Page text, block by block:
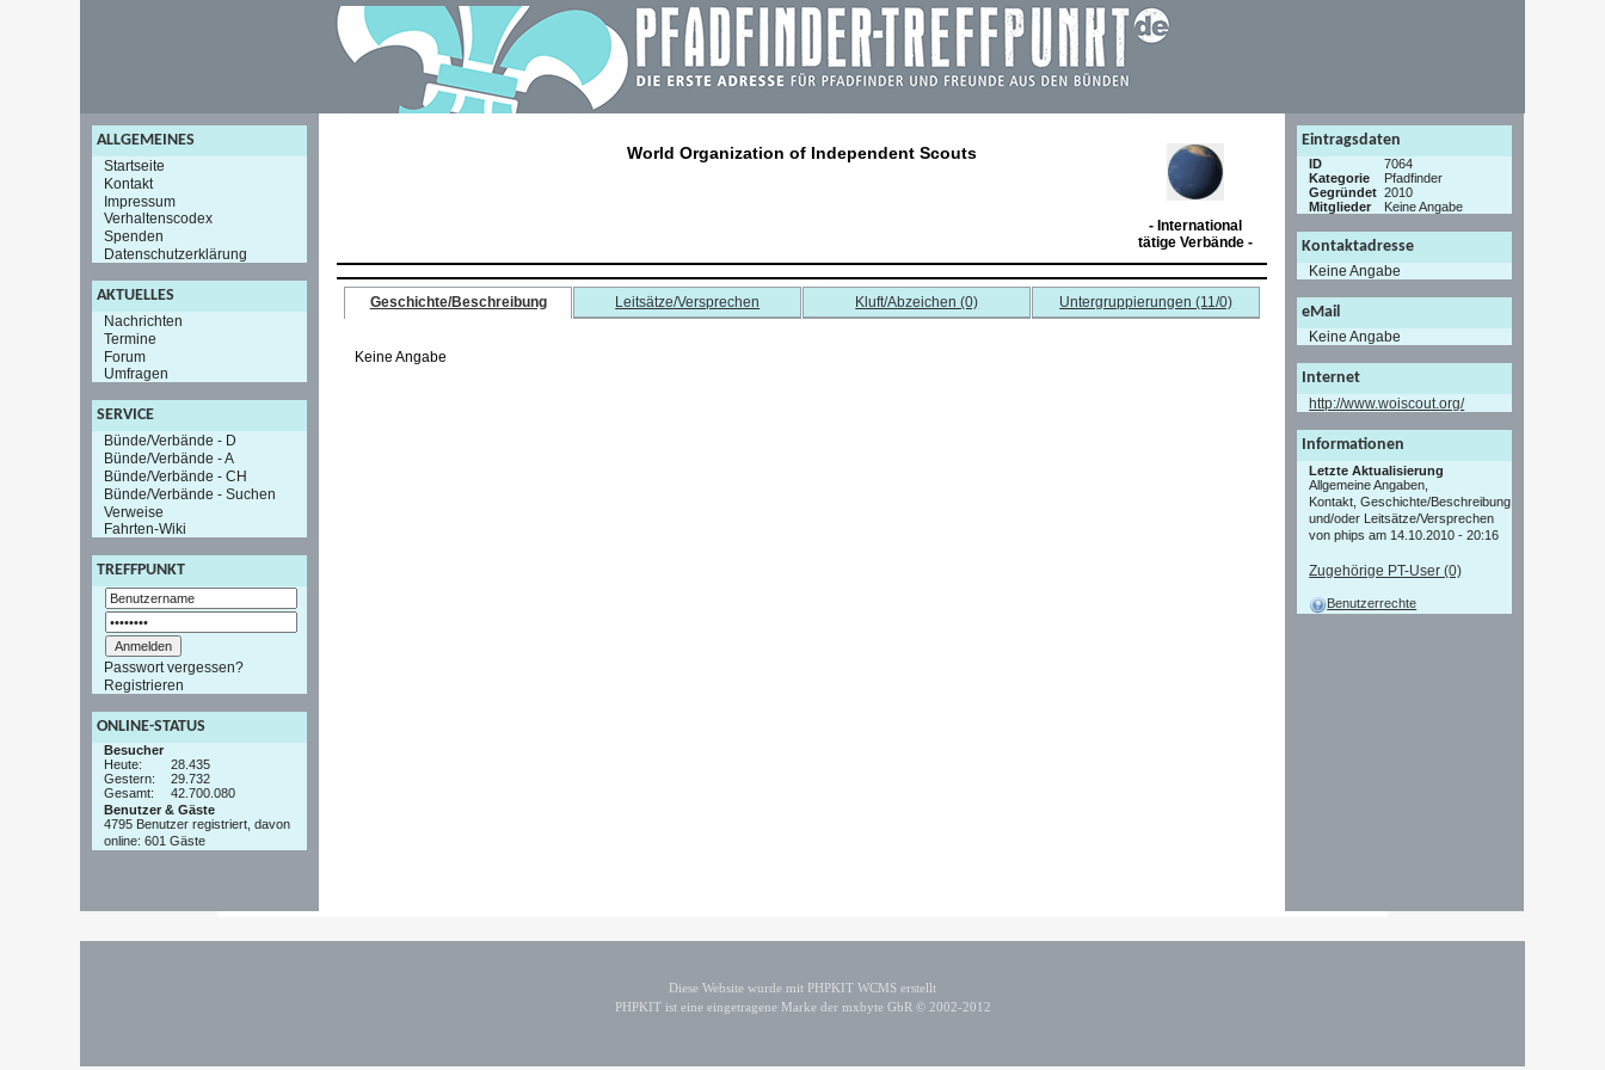
ALLGEMEINES
Startseite
Kontakt
Impressum
Verhaltenscodex
Spenden
Datenschutzerklärung
AKTUELLES
Nachrichten
Termine
Forum
Umfragen
SERVICE
Bünde/Verbände - D
Bünde/Verbände - A
Bünde/Verbände - CH
Bünde/Verbände - Suchen
Verweise
Fahrten-Wiki
TREFFPUNKT
Passwort vergessen?
Registrieren
ONLINE-STATUS
Besucher
Heute:
28.435
Gestern:
29.732
Gesamt:
42.700.080
Benutzer & Gäste
4795 Benutzer registriert, davon
online: 601 Gäste
World Organization of Independent Scouts
- International
tätige Verbände -
Geschichte/Beschreibung Leitsätze/Versprechen Kluft/Abzeichen (0) Untergruppierungen (11/0)
Keine Angabe
Eintragsdaten
ID
7064
Kategorie
Pfadfinder
Gegründet2010
Mitglieder
Keine Angabe
Kontaktadresse
Keine Angabe
eMail
Keine Angabe
Internet
http://www.woiscout.org/
Informationen
Letzte Aktualisierung
Allgemeine Angaben,
Kontakt, Geschichte/Beschreibung
und/oder Leitsätze/Versprechen
von phips am 14.10.2010 - 20:16
Zugehörige PT-User (0)
Benutzerrechte
Diese Website wurde mit PHPKIT WCMS erstellt
PHPKIT ist eine eingetragene Marke der mxbyte GbR © 2002-2012